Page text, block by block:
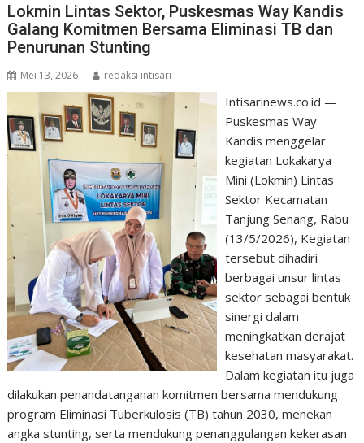
Lokmin Lintas Sektor, Puskesmas Way Kandis
Galang Komitmen Bersama Eliminasi TB dan
Penurunan Stunting
Mei 13, 2026 redaksi intisari
Intisarinews.co.id —
Puskesmas Way
Kandis menggelar
kegiatan Lokakarya
Mini (Lokmin) Lintas
Sektor Kecamatan
Tanjung Senang, Rabu
(13/5/2026), Kegiatan
tersebut dihadiri
berbagai unsur lintas
sektor sebagai bentuk
sinergi dalam
meningkatkan derajat
kesehatan masyarakat.
Dalam kegiatan itu juga
dilakukan penandatanganan komitmen bersama mendukung
program Eliminasi Tuberkulosis (TB) tahun 2030, menekan
angka stunting, serta mendukung penanggulangan kekerasan